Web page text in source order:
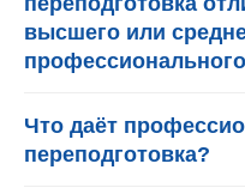
высшего или
Что даёт
переподготовка?